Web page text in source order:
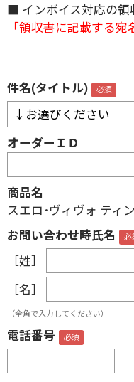
■ インボイス対応の領
「領収書に記載する宛
件名(タイトル)
オーダーＩＤ
商品名
スエロ･ヴィヴォ ティ
お問い合わせ時氏名
［姓］
［名］
（全角で入力してください）
電話番号